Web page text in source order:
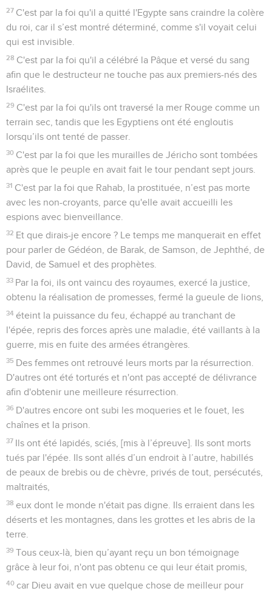
27 C'est par la foi qu'il a quitté l'Egypte sans craindre la colère
du roi, car il s’est montré déterminé, comme s'il voyait celui
qui est invisible.
28 C'est par la foi qu'il a célébré la Pâque et versé du sang
afin que le destructeur ne touche pas aux premiers-nés des
Israélites.
29 C'est par la foi qu'ils ont traversé la mer Rouge comme un
terrain sec, tandis que les Egyptiens ont été engloutis
lorsqu’ils ont tenté de passer.
30 C'est par la foi que les murailles de Jéricho sont tombées
après que le peuple en avait fait le tour pendant sept jours.
31 C'est par la foi que Rahab, la prostituée, n’est pas morte
avec les non-croyants, parce qu'elle avait accueilli les
espions avec bienveillance.
32 Et que dirais-je encore ? Le temps me manquerait en effet
pour parler de Gédéon, de Barak, de Samson, de Jephthé, de
David, de Samuel et des prophètes.
33 Par la foi, ils ont vaincu des royaumes, exercé la justice,
obtenu la réalisation de promesses, fermé la gueule de lions,
34 éteint la puissance du feu, échappé au tranchant de
l'épée, repris des forces après une maladie, été vaillants à la
guerre, mis en fuite des armées étrangères.
35 Des femmes ont retrouvé leurs morts par la résurrection.
D'autres ont été torturés et n'ont pas accepté de délivrance
afin d'obtenir une meilleure résurrection.
36 D'autres encore ont subi les moqueries et le fouet, les
chaînes et la prison.
37 Ils ont été lapidés, sciés, [mis à l’épreuve]. Ils sont morts
tués par l'épée. Ils sont allés d’un endroit à l’autre, habillés
de peaux de brebis ou de chèvre, privés de tout, persécutés,
maltraités,
38 eux dont le monde n'était pas digne. Ils erraient dans les
déserts et les montagnes, dans les grottes et les abris de la
terre.
39 Tous ceux-là, bien qu’ayant reçu un bon témoignage
grâce à leur foi, n'ont pas obtenu ce qui leur était promis,
40 car Dieu avait en vue quelque chose de meilleur pour